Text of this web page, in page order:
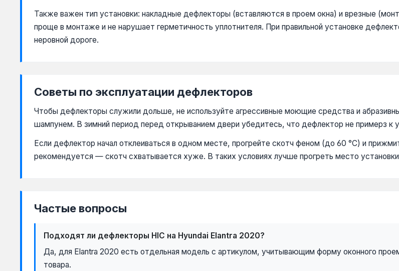
Также важен тип установки: накладные дефлекторы (вставляются в проем окна) и врезные
проще в монтаже и не нарушает герметичность уплотнителя. При правильной установке
неровной дороге.
Советы по эксплуатации дефлекторов
Чтобы дефлекторы служили дольше, не используйте агрессивные моющие средства и
шампунем. В зимний период перед открыванием двери убедитесь, что дефлектор не примерз
Если дефлектор начал отклеиваться в одном месте, прогрейте скотч феном (до 60 °C) и
рекомендуется — скотч схватывается хуже. В таких условиях лучше прогреть место
Частые вопросы
Подходят ли дефлекторы HIC на Hyundai Elantra 2020?
Да, для Elantra 2020 есть отдельная модель с артикулом, учитывающим форму оконного
товара.